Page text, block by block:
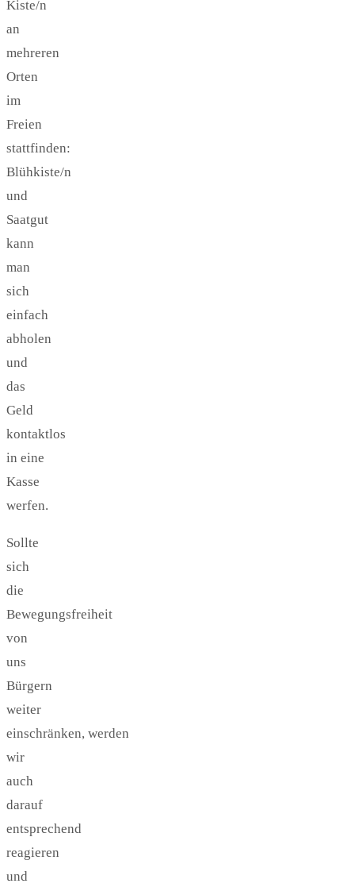
Kiste/n
an
mehreren
Orten
im
Freien
stattfinden:
Blühkiste/n
und
Saatgut
kann
man
sich
einfach
abholen
und
das
Geld
kontaktlos
in eine
Kasse
werfen.
Sollte
sich
die
Bewegungsfreiheit
von
uns
Bürgern
weiter
einschränken, werden
wir
auch
darauf
entsprechend
reagieren
und